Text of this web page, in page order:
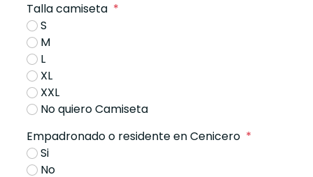
Talla camiseta *
S
M
L
XL
XXL
No quiero Camiseta
Empadronado o residente en Cenicero *
Si
No